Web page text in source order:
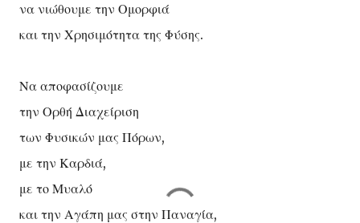
να νιώθουμε την Ομορφιά
και την Χρησιμότητα της Φύσης.
Να αποφασίζουμε
την Ορθή Διαχείριση
των Φυσικών μας Πόρων,
με την Καρδιά,
με το Μυαλό
και την Αγάπη μας στην Παναγία,